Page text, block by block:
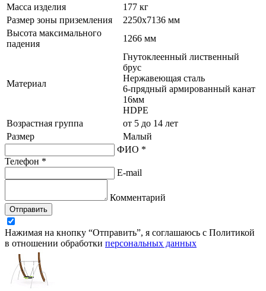
Масса изделия
177 кг
Размер зоны приземления
2250х7136 мм
Высота максимального
падения
1266 мм
Материал
Гнутоклеенный лиственный
брус
Нержавеющая сталь
6-прядный армированный канат
16мм
HDPE
Возрастная группа
от 5 до 14 лет
Размер
Малый
ФИО *
Телефон *
E-mail
Комментарий
Отправить
Нажимая на кнопку “Отправить”, я соглашаюсь с Политикой
в отношении обработки персональных данных